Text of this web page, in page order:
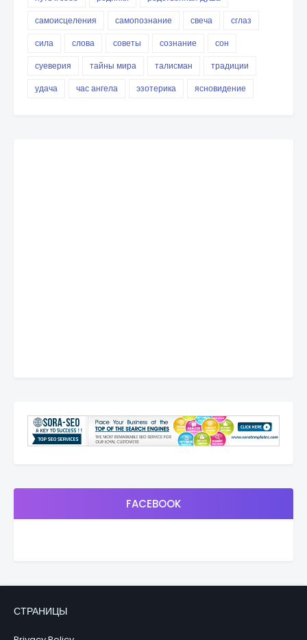
самоисцеления
самопознание свеча
сглаз
сила
слова советы сознание
сон
суеверия
тайны мира талисман
традиции
удача
час ангела эзотерика ясновидение
FACEBOOK
СТРАНИЦЫ